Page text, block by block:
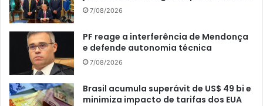
7/08/2026
PF reage a interferência de Mendonça
e defende autonomia técnica
7/08/2026
Brasil acumula superávit de US$ 49 bi e
minimiza impacto de tarifas dos EUA